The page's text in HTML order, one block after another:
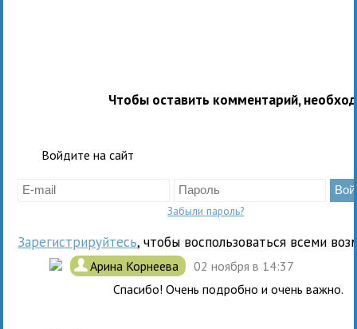
Чтобы оставить комментарий,
Войдите на сайт
Забыли пароль?
Зарегистрируйтесь, чтобы воспользоваться всеми
. Арина Корнеева
02 ноября в 14:37
Спасибо! Очень подробно и очень важно.